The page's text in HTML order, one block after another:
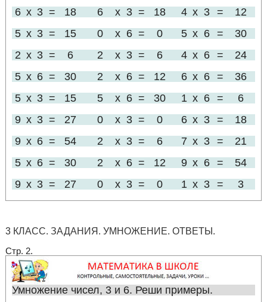
6 x 3 = 18 6 x 3 = 18 4 x 3 =
12
5 x 3 = 15 0 x 6 = 0 5 x 6 =
30
2 x 3 = 6 2 x 3 = 6 4 x 6 =
24
5 x 6 = 30 2 x 6 = 12 6 x 6 =
36
5 x 3 = 15 5 x 6 = 30 1 x 6 =
6
9 x 3 = 27 0 x 3 = 0 6 x 3 =
18
9 x 6 = 54 2 x 3 = 6 7 x 3 =
21
5 x 6 = 30 2 x 6 = 12 9 x 6 =
54
9 x 3 = 27 0 x 3 = 0 1 x 3 = 3
3 КЛАСС. ЗАДАНИЯ. УМНОЖЕНИЕ. ОТВЕТЫ.
Стр. 2.
Умножение чисел, 3 и 6. Реши примеры.